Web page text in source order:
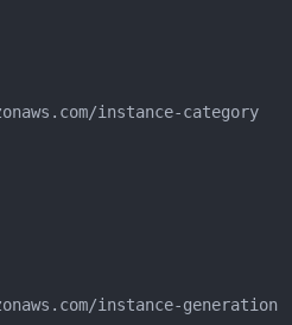
instance-category
instance-generation